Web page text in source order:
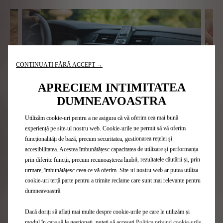
platforma SoundHound sau Cerence Chat AI - în funcție de
de alarmă fizică în mașina ta DS nu este inclusă în pachetul
Navigație conectată
Accesibilă din habitaclu, navigația conectată a mașinii
te ajută în timpul călătoriilor și îți transmite informații
importante (trafic, meteo, zone periculoase, locația
stațiilor de alimentare cu prețul carburantului și a
punctelor de încărcare electrică etc.) și îți sugerează un
loc de parcare în apropierea destinației
„Parcare pe stradă”
. Asistentul
vocal se ocupă de tot. Iar dacă ai programat deja
CONTINUAȚI FĂRĂ ACCEPT →
APRECIEM INTIMITATEA
DUMNEAVOASTRA
Utilizăm cookie-uri pentru a ne asigura că vă oferim cea mai bună
experiență pe site-ul nostru web. Cookie-urile ne permit să vă oferim
funcționalități de bază, precum securitatea, gestionarea rețelei și
accesibilitatea. Acestea îmbunătățesc capacitatea de utilizare și performanța
prin diferite funcții, precum recunoașterea limbii, rezultatele căutării și, prin
urmare, îmbunătățesc ceea ce vă oferim. Site-ul nostru web ar putea utiliza
cookie-uri terță parte pentru a trimite reclame care sunt mai relevante pentru
dumneavoastră.
Dacă doriți să aflați mai multe despre cookie-urile pe care le utilizăm și